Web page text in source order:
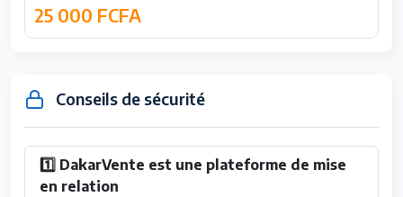
25 000 FCFA
Conseils de sécurité
1️⃣ DakarVente est une plateforme de mise
en relation